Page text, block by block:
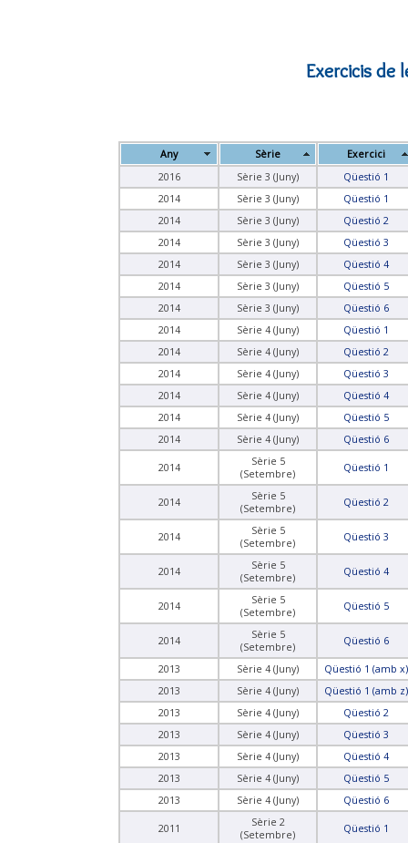
Exercicis de
Any Sèrie
Exercici
2016
Sèrie 3 (Juny)
Qüestió 1
2014
Sèrie 3 (Juny)
Qüestió 1
2014
Sèrie 3 (Juny)
Qüestió 2
2014
Sèrie 3 (Juny)
Qüestió 3
2014
Sèrie 3 (Juny)
Qüestió 4
2014
Sèrie 3 (Juny)
Qüestió 5
2014
Sèrie 3 (Juny)
Qüestió 6
2014
Sèrie 4 (Juny)
Qüestió 1
2014
Sèrie 4 (Juny)
Qüestió 2
2014
Sèrie 4 (Juny)
Qüestió 3
2014
Sèrie 4 (Juny)
Qüestió 4
2014
Sèrie 4 (Juny)
Qüestió 5
2014
Sèrie 4 (Juny) Qüestió 6
2014
Sèrie 5
(Setembre)
Qüestió 1
2014
Sèrie 5
(Setembre)
Qüestió 2
2014
Sèrie 5
(Setembre)
Qüestió 3
2014
Sèrie 5
(Setembre)
Qüestió 4
2014
Sèrie 5
(Setembre)
Qüestió 5
2014
Sèrie 5
(Setembre)
Qüestió 6
2013 Sèrie 4 (Juny)
Qüestió 1 (amb x)
2013
Sèrie 4 (Juny)
Qüestió 1 (amb z)
2013
Sèrie 4 (Juny)
Qüestió 2
2013
Sèrie 4 (Juny)
Qüestió 3
2013
Sèrie 4 (Juny)
Qüestió 4
2013
Sèrie 4 (Juny)
Qüestió 5
2013
Sèrie 4 (Juny) Qüestió 6
2011
Sèrie 2
(Setembre)
Qüestió 1